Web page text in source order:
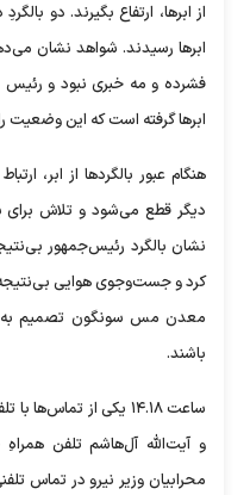
ابر‌ها رسیدند. شواهد نشان
فشرده و مه خبری نبود و رئیس
ابر‌ها گرفته است که این
هنگام عبور بالگرد‌ها از ابر،
دیگر قطع می‌شود و تلاش برای
نشان بالگرد رئیس‌جمهور
معدن مس سونگون تصمیم به
باشند.
ساعت ۱۴.۱۸ یکی از
و آیت‌الله آل‌هاشم تلفن
محرابیان وزیر نیرو در تماس